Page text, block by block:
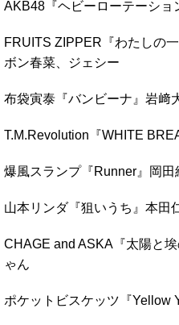
AKB48『ヘビーローテーショ
FRUITS ZIPPER『わたしの
ボン春菜、ジェシー
布袋寅泰『バンビーナ』岩﨑
T.M.Revolution『WHITE
爆風スランプ『Runner』岡田
山本リンダ『狙いうち』本田
CHAGE and ASKA『太陽と
ゃん
ポケットビスケッツ『Yellow